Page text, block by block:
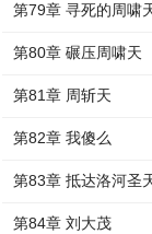
第79章 寻死的周啸
第80章 碾压周啸天
第81章 周斩天
第82章 我傻么
第83章 抵达洛河圣
第84章 刘大茂